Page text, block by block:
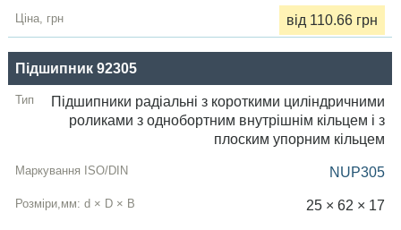
від 110.66 грн
Підшипник 92305
Підшипники радіальні з короткими циліндричними
роликами з однобортним внутрішнім кільцем і з
плоским упорним кільцем
NUP305
25 × 62 × 17